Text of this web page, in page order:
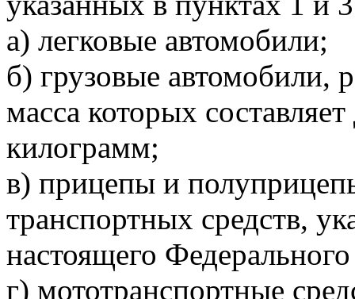
а) легковые автомобили;
б) грузовые автомобили,
масса которых
килограмм;
в) прицепы и
транспортных средств,
настоящего Федерального
г) мототранспортные